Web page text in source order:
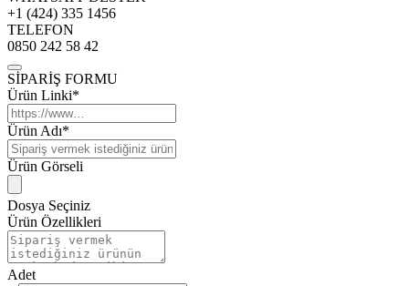
+1 (424) 335 1456
TELEFON
0850 242 58 42
SİPARİŞ FORMU
Ürün Linki*
Ürün Adı*
Ürün Görseli
Dosya Seçiniz
Ürün Özellikleri
Adet